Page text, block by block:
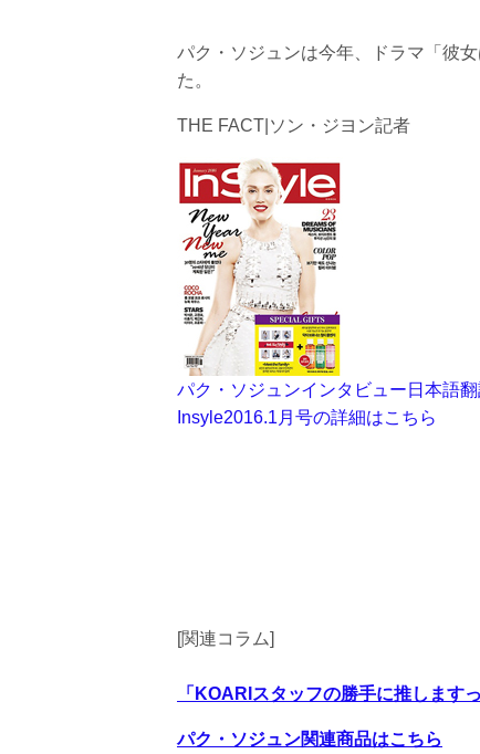
パク・ソジュンは今年、ドラマ「彼
た。
THE FACT|ソン・ジヨン記者
パク・ソジュンインタビュー日本語
Insyle2016.1月号の詳細はこちら
[関連コラム]
「KOARIスタッフの勝手に推します
パク・ソジュン関連商品はこちら